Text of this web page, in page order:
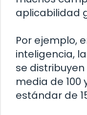
aplicabilidad
Por ejemplo,
inteligencia,
se
media de 100
estándar de